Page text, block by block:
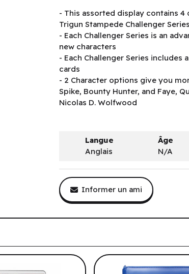
- This assorted display contains 4
Trigun Stampede Challenger
- Each Challenger Series is an
new characters
- Each Challenger Series
cards
- 2 Character options give you
Spike, Bounty Hunter, and Faye,
Nicolas D. Wolfwood
Langue
Anglais
Âge
N/A
Informer un ami
de navigation.